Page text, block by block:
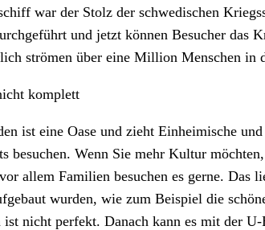
war der Stolz der schwedischen
und jetzt können Besucher das
strömen über eine Million Menschen in
komplett
ist eine Oase und zieht Einheimische
besuchen. Wenn Sie mehr Kultur
allem Familien besuchen es gerne. Das
wurden, wie zum Beispiel die
nicht perfekt. Danach kann es mit der